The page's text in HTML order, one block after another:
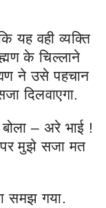
यह वही व्यक्ति
के चिल्लाने
ने उसे पहचान
दिलवाएगा.
– अरे भाई !
मुझे सजा मत
समझ गया.